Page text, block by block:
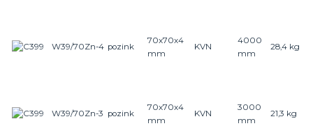
W39/70Zn-4 pozink
70x70x4
mm
KVN
4000
mm
28,4 kg
W39/70Zn-3 pozink
70x70x4
mm
KVN
3000
mm
21, 3 kg